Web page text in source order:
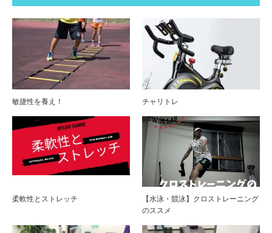
敏捷性を養え！ チャリトレ
柔軟性とストレッチ
【水泳・競泳】クロストレーニング
のススメ